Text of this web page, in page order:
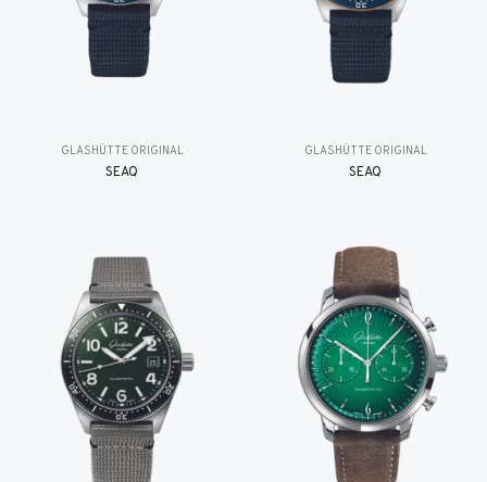
GLASHÜTTE ORIGINAL
SEAQ
GLASHÜTTE ORIGINAL
SEAQ